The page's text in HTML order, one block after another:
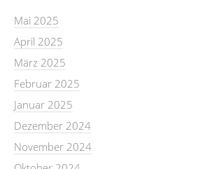
Mai 2025
April 2025
März 2025
Februar 2025
Januar 2025
Dezember 2024
November 2024